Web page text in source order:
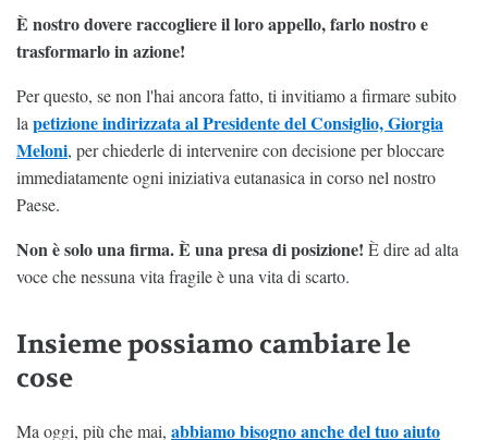
È nostro dovere raccogliere il loro appello, farlo nostro e
trasformarlo in azione!
Per questo, se non l'hai ancora fatto, ti invitiamo a firmare subito
lapetizione indirizzata al Presidente del Consiglio, Giorgia
Meloni, per chiederle di intervenire con decisione per bloccare
immediatamente ogni iniziativa eutanasica in corso nel nostro
Paese.
Non è solo una firma. È una presa di posizione! È dire ad alta
voce che nessuna vita fragile è una vita di scarto.
Insieme possiamo cambiare le
cose
Ma oggi, più che mai, abbiamo bisogno anche del tuo aiuto